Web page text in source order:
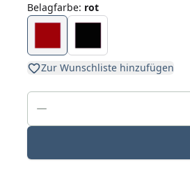
Belagfarbe: rot
Zur Wunschliste hinzufügen